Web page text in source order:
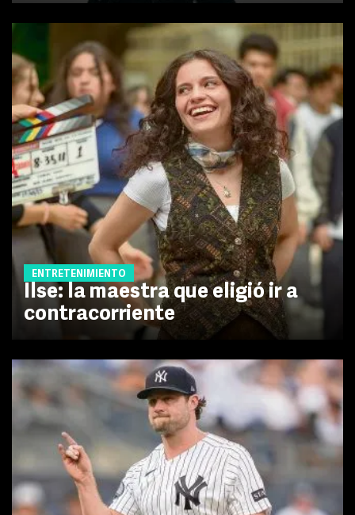
ENTRETENIMIENTO
Ilse: la maestra que eligió ir a
contracorriente